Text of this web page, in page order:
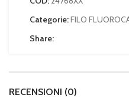
Categorie:FILO
Share:
RECENSIONI (0)